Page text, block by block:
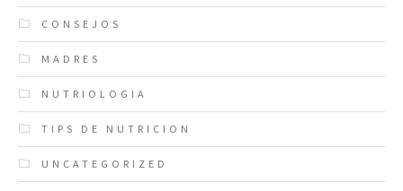
CONSEJOS
MADRES
NUTRIOLOGIA
TIPS DE NUTRICION
UNCATEGORIZED